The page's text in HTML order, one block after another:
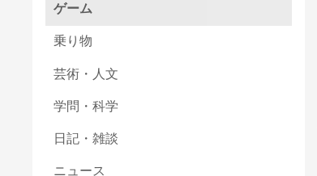
ゲーム
乗り物
芸術・人文
学問・科学
日記・雑談
ニュース